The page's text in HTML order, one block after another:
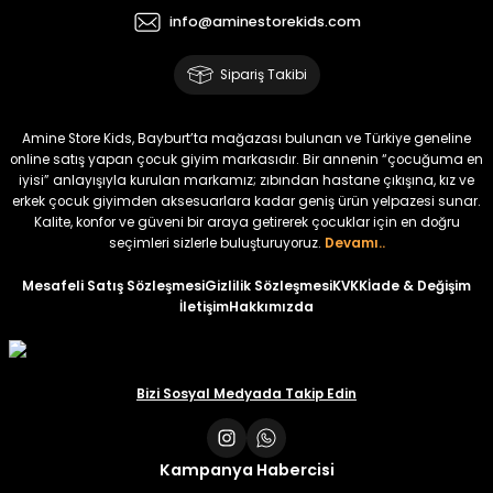
info@aminestorekids.com
Sipariş Takibi
Amine Store Kids, Bayburt’ta mağazası bulunan ve Türkiye geneline
online satış yapan çocuk giyim markasıdır. Bir annenin “çocuğuma en
iyisi” anlayışıyla kurulan markamız; zıbından hastane çıkışına, kız ve
erkek çocuk giyimden aksesuarlara kadar geniş ürün yelpazesi sunar.
Kalite, konfor ve güveni bir araya getirerek çocuklar için en doğru
seçimleri sizlerle buluşturuyoruz. Devamı..
Mesafeli Satış SözleşmesiGizlilik SözleşmesiKVKKİade & Değişim
İletişimHakkımızda
Bizi Sosyal Medyada Takip Edin
Kampanya Habercisi